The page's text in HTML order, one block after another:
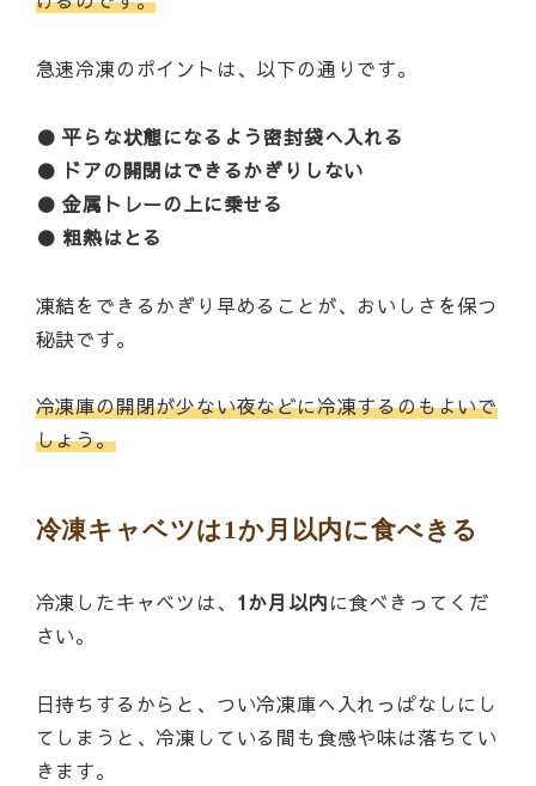
急速冷凍のポイントは、以下の通りです。
● 平らな状態になるよう密封袋へ入れる
● ドアの開閉はできるかぎりしない
● 金属トレーの上に乗せる
● 粗熱はとる
凍結をできるかぎり早めることが、おいしさを保つ
秘訣です。
冷凍庫の開閉が少ない夜などに冷凍するのもよいで
しょう。
冷凍キャベツは1か月以内に食べきる
冷凍したキャベツは、 1か月以内に食べきってくだ
さい。
日持ちするからと、つい冷凍庫へ入れっぱなしにし
てしまうと、冷凍している間も食感や味は落ちてい
きます。